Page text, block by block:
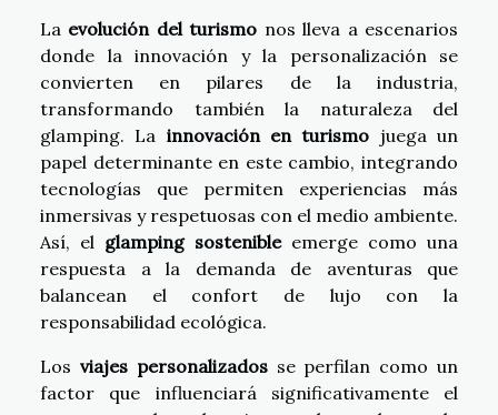
La evolución del turismo nos lleva a escenarios
donde la innovación y la personalización se
convierten en pilares de la industria,
transformando también la naturaleza del
glamping. La innovación en turismo juega un
papel determinante en este cambio, integrando
tecnologías que permiten experiencias más
inmersivas y respetuosas con el medio ambiente.
Así, el glamping sostenibleemerge como una
respuesta a la demanda de aventuras que
balancean el confort de lujo con la
responsabilidad ecológica.
Los viajes personalizadosse perfilan como un
factor que influenciará significativamente el